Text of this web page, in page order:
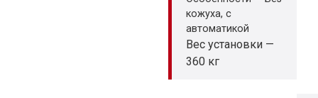
кожуха, с
автоматикой
Вес установки —
360 кг